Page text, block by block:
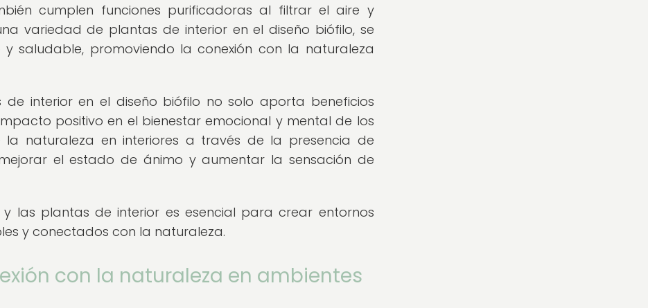
cumplen funciones purificadoras al filtrar el aire y
variedad de plantas de interior en el diseño biófilo, se
saludable, promoviendo la conexión con la naturaleza
interior en el diseño biófilo no solo aporta beneficios
positivo en el bienestar emocional y mental de los
la naturaleza en interiores a través de la presencia de
el estado de ánimo y aumentar la sensación de
las plantas de interior es esencial para crear entornos
y conectados con la naturaleza.
con la naturaleza en ambientes